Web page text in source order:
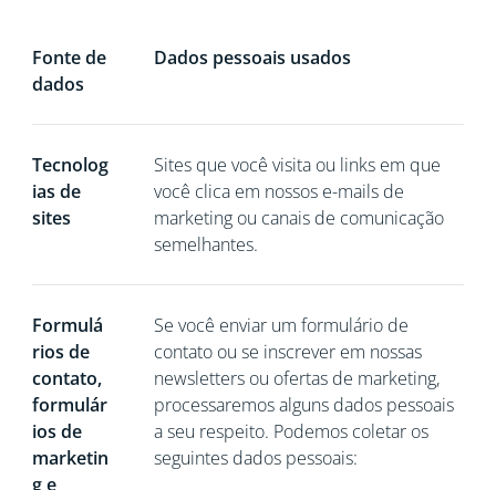
Fonte de
dados
Dados pessoais usados
Tecnolog
ias de
sites
Sites que você visita ou links em que
você clica em nossos e-mails de
marketing ou canais de comunicação
semelhantes.
Formulá
rios de
contato,
formulár
ios de
marketin
g e
Se você enviar um formulário de
contato ou se inscrever em nossas
newsletters ou ofertas de marketing,
processaremos alguns dados pessoais
a seu respeito. Podemos coletar os
seguintes dados pessoais: